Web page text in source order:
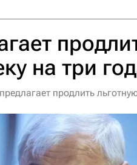
на три
продлить